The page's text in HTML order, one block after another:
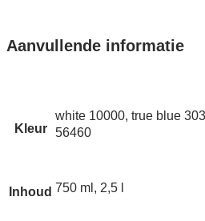
Aanvullende informatie
Kleur
white 10000, true blue
56460
Inhoud 750 ml, 2,5 l